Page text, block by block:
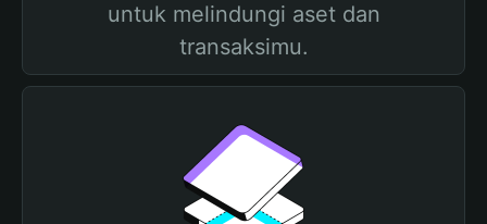
untuk melindungi aset dan
transaksimu.